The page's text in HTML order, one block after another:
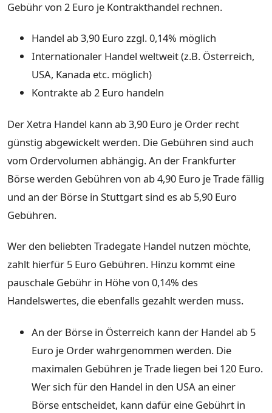
Gebühr von 2 Euro je Kontrakthandel rechnen.
Handel ab 3,90 Euro zzgl. 0,14% möglich
Internationaler Handel weltweit (z.B. Österreich,
USA, Kanada etc. möglich)
Kontrakte ab 2 Euro handeln
Der Xetra Handel kann ab 3,90 Euro je Order recht
günstig abgewickelt werden. Die Gebühren sind auch
vom Ordervolumen abhängig. An der Frankfurter
Börse werden Gebühren von ab 4,90 Euro je Trade fällig
und an der Börse in Stuttgart sind es ab 5,90 Euro
Gebühren.
Wer den beliebten Tradegate Handel nutzen möchte,
zahlt hierfür 5 Euro Gebühren. Hinzu kommt eine
pauschale Gebühr in Höhe von 0,14% des
Handelswertes, die ebenfalls gezahlt werden muss.
An der Börse in Österreich kann der Handel ab 5
Euro je Order wahrgenommen werden. Die
maximalen Gebühren je Trade liegen bei 120 Euro.
Wer sich für den Handel in den USA an einer
Börse entscheidet, kann dafür eine Gebührt in